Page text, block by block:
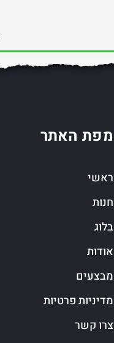
מפת האתר
ראשי
חנות
בלוג
אודות
מבצעים
מדיניות פרטיות
צרו קשר